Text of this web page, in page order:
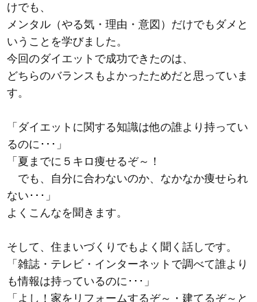
けでも、
メンタル（やる気・理由・意図）だけでもダメと
いうことを学びました。
今回のダイエットで成功できたのは、
どちらのバランスもよかったためだと思っていま
す。
「ダイエットに関する知識は他の誰より持ってい
るのに･･･」
「夏までに５キロ痩せるぞ～！
でも、自分に合わないのか、なかなか痩せられ
ない･･･」
よくこんなを聞きます。
そして、住まいづくりでもよく聞く話しです。
「雑誌・テレビ・インターネットで調べて誰より
も情報は持っているのに･･･」
「よし！家をリフォームするぞ～・建てるぞ～と